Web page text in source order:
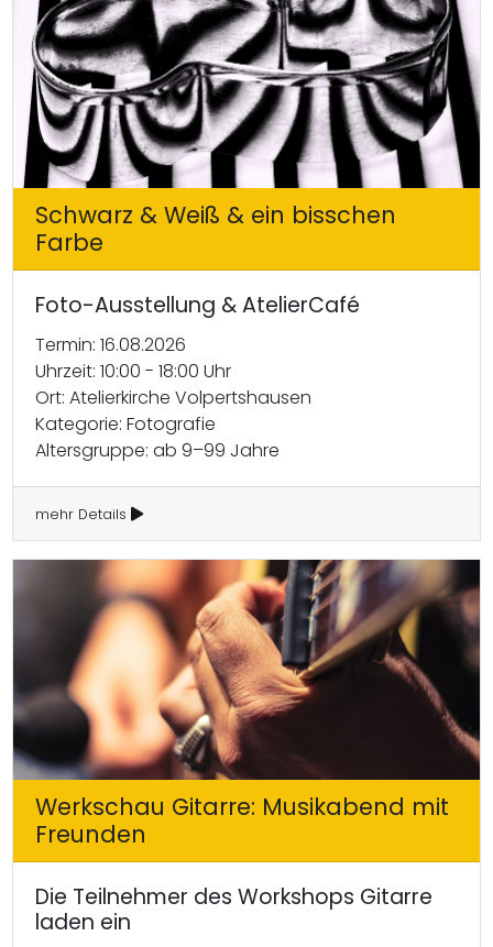
Schwarz & Weiß & ein bisschen
Farbe
Foto-Ausstellung & AtelierCafé
Termin: 16.08.2026
Uhrzeit: 10:00 - 18:00 Uhr
Ort: Atelierkirche Volpertshausen
Kategorie: Fotografie
Altersgruppe: ab 9–99 Jahre
mehr Details
Werkschau Gitarre: Musikabend mit
Freunden
Die Teilnehmer des Workshops Gitarre
laden ein